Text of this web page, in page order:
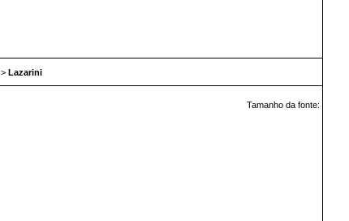
> Lazarini
Tamanho da fonte: